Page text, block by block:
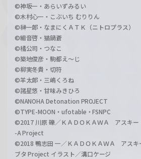
©神坂一・あらいずみるい
©木村心一・こぶいち むりりん
©榊一郎・なまにくＡＴＫ（ニトロプラス）
©細音啓・猫鍋蒼
©橘公司・つなこ
©築地俊彦・駒都え～じ
©柳実冬貴・切符
©羊太郎・三嶋くろね
©諸星悠・甘味みきひろ
©NANOHA Detonation PROJECT
©TYPE-MOON・ufotable・FSNPC
©2017 川原 礫／ＫＡＤＯＫＡＷＡ アスキー
-A Project
©2018 鴨志田 一／ＫＡＤＯＫＡＷＡ アスキ
ブタ Project イラスト／溝口ケージ